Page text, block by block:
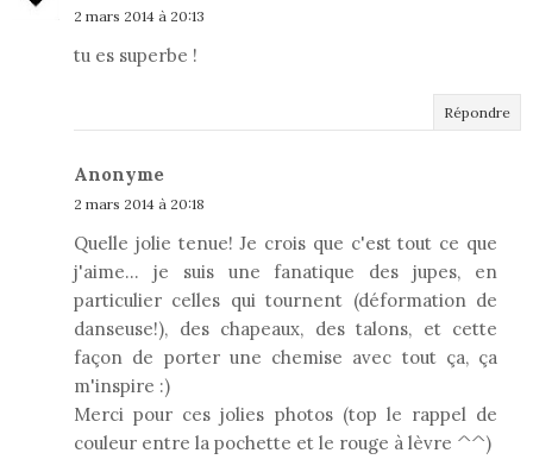
2 mars 2014 à 20:13
tu es superbe !
Répondre
Anonyme
2 mars 2014 à 20:18
Quelle jolie tenue! Je crois que c'est tout ce que
j'aime... je suis une fanatique des jupes, en
particulier celles qui tournent (déformation de
danseuse!), des chapeaux, des talons, et cette
façon de porter une chemise avec tout ça, ça
m'inspire :)
Merci pour ces jolies photos (top le rappel de
couleur entre la pochette et le rouge à lèvre ^^)